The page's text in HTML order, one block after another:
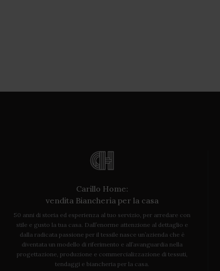
Carillo Home:
vendita Biancheria per la casa
50 anni di storia ed esperienza al tuo servizio, per arredare con
stile e gusto la tua casa. Dall’enorme attenzione al dettaglio e
dalla radicata passione per il tessile nasce un’azienda che è
diventata un modello di riferimento e all’avanguardia nella
progettazione, produzione e commercializzazione di tessuti,
tendaggi e biancheria per la casa.